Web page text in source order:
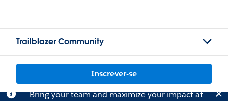
Trailblazer Community
Inscrever-se
Bring your team and maximize your impact at